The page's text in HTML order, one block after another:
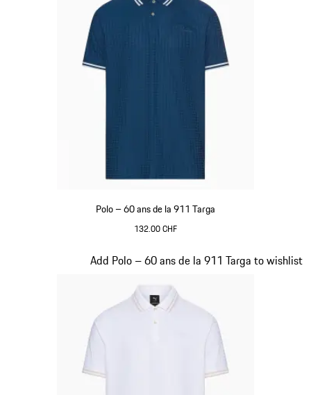
Polo – 60 ans de la 911 Targa
132.00 CHF
Add Polo – 60 ans de la 911 Targa to wishlist
Diapositive 11 sur 20